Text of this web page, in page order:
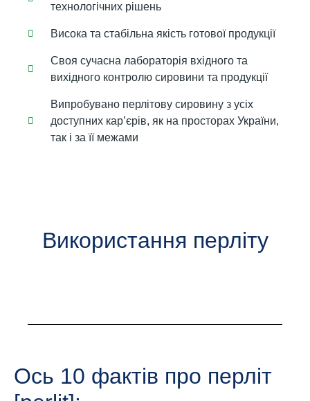
технологічних рішень
Висока та стабільна якість готової продукції
Своя сучасна лабораторія вхідного та
вихідного контролю сировини та продукції
Випробувано перлітову сировину з усіх
доступних кар’єрів, як на просторах України,
так і за її межами
Використання перліту
Ось 10 фактів про перліт